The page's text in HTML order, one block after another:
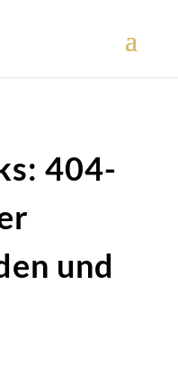
404-
und